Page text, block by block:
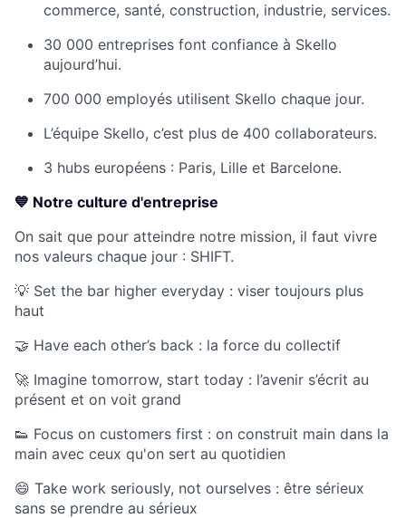
commerce, santé, construction, industrie, services.
30 000 entreprises font confiance à Skello
aujourd’hui.
700 000 employés utilisent Skello chaque jour.
L’équipe Skello, c’est plus de 400 collaborateurs.
3 hubs européens : Paris, Lille et Barcelone.
💙 Notre culture d'entreprise
On sait que pour atteindre notre mission, il faut vivre
nos valeurs chaque jour : SHIFT.
💡 Set the bar higher everyday : viser toujours plus
haut
🤝 Have each other’s back : la force du collectif
🚀 Imagine tomorrow, start today : l’avenir s’écrit au
présent et on voit grand
👟 Focus on customers first : on construit main dans la
main avec ceux qu'on sert au quotidien
😄 Take work seriously, not ourselves : être sérieux
sans se prendre au sérieux